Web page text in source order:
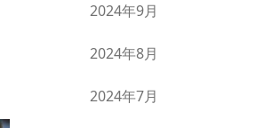
2024年9月
2024年8月
2024年7月